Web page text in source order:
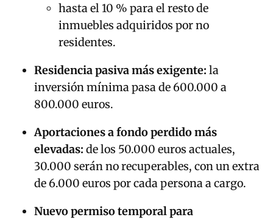
hasta el 10 % para el resto de
inmuebles adquiridos por no
residentes.
Residencia pasiva más exigente: la
inversión mínima pasa de 600.000 a
800.000 euros.
Aportaciones a fondo perdido más
elevadas: de los 50.000 euros actuales,
30.000 serán no recuperables, con un extra
de 6.000 euros por cada persona a cargo.
Nuevo permiso temporal para